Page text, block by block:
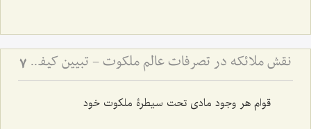
نقش ملائکه در تصرفات عالم ملکوت - تبیین کیفیت تأثیرگذاری فرشتگان بر حوادث عالم ماده 7
قوام هر وجود مادی تحت سیطرۀ ملکوت خود